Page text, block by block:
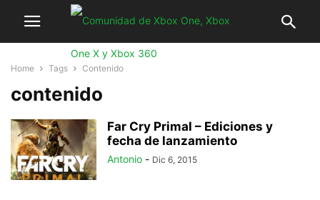
Home Tags Contenido
contenido
Far Cry Primal – Ediciones y
fecha de lanzamiento
Antonio - Dic 6, 2015